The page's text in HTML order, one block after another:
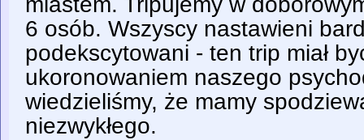
6 osób. Wszyscy nastawieni
podekscytowani - ten trip miał
ukoronowaniem naszego
wiedzieliśmy, że mamy
niezwykłego.